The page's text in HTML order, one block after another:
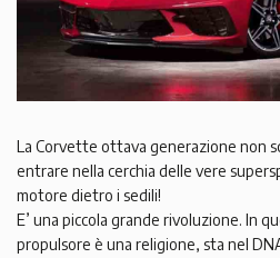
La Corvette ottava generazione non
entrare nella cerchia delle vere
motore dietro i sedili!
E’ una piccola grande rivoluzione. In
propulsore è una religione, sta nel